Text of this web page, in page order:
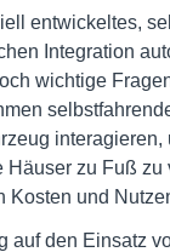
entwickeltes,
Integration
wichtige
Häuser zu Fuß
Kosten und
auf den Einsatz